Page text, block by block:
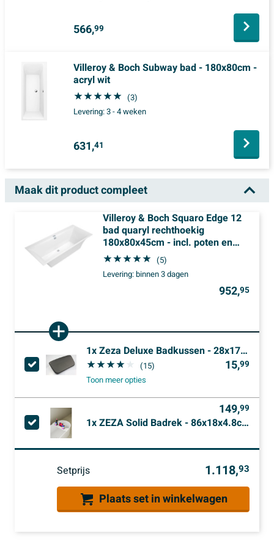
566,99
Villeroy & Boch Subway bad - 180x80cm -
acryl wit
(3)
Levering:3 - 4 weken
631,41
Maak dit product compleet
Villeroy & Boch Squaro Edge 12
bad quaryl rechthoekig
180x80x45cm - incl. poten en
afvoer /overloopcombinatie wit
(5)
Levering:binnen 3 dagen
952,95
1xZeza Deluxe Badkussen - 28x17cm - klein - model - zwart
(15) 15,99
Toon meer opties
1xZEZA Solid Badrek - 86x18x4.8cm - solid surface - mat wit
149,99
Setprijs 1.118,93
Plaats set in winkelwagen